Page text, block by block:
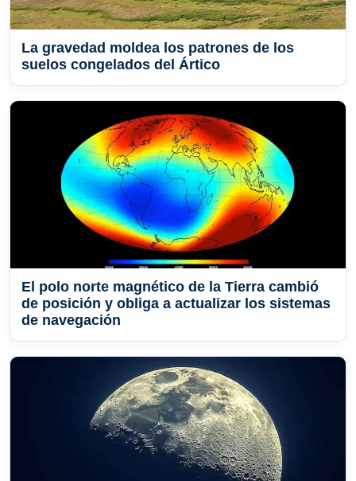
La gravedad moldea los patrones de los
suelos congelados del Ártico
El polo norte magnético de la Tierra cambió
de posición y obliga a actualizar los sistemas
de navegación